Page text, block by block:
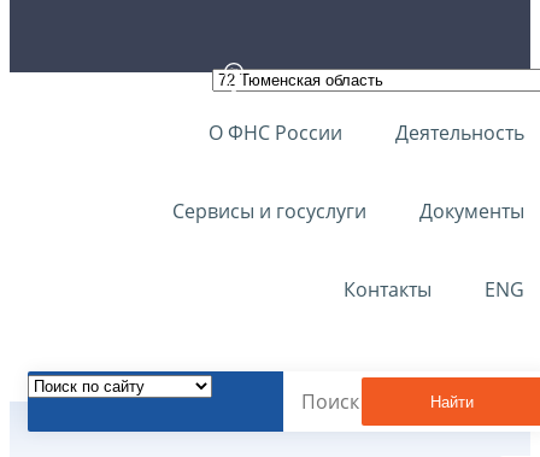
О ФНС России Деятельность
Сервисы и госуслуги Документы
Контакты ENG
Найти